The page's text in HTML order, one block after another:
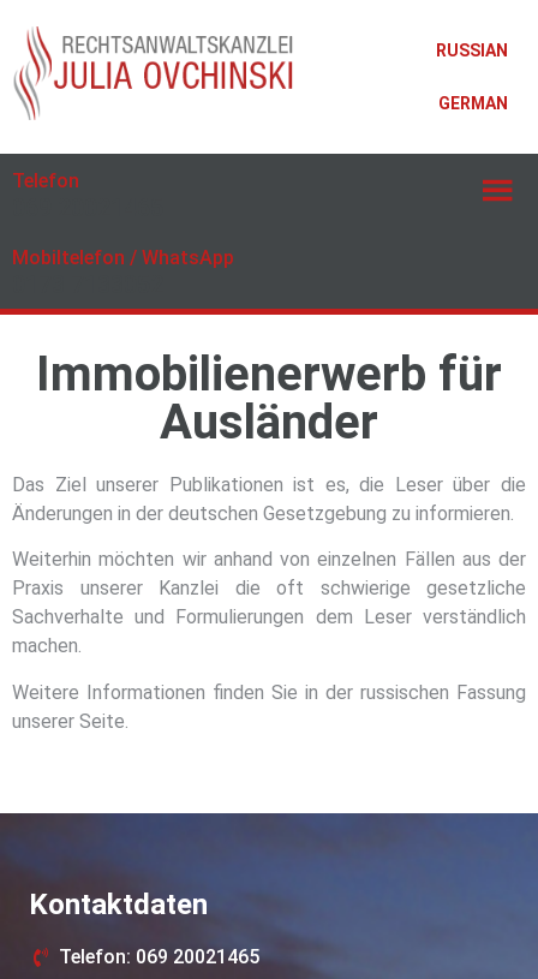
RUSSIAN
GERMAN
Telefon
Mobiltelefon / WhatsApp
Immobilienerwerb für
Ausländer
Das Ziel unserer Publikationen ist es, die Leser über die
Änderungen in der deutschen Gesetzgebung zu informieren.
Weiterhin möchten wir anhand von einzelnen Fällen aus der
Praxis unserer Kanzlei die oft schwierige gesetzliche
Sachverhalte und Formulierungen dem Leser verständlich
machen.
Weitere Informationen finden Sie in der russischen Fassung
unserer Seite.
Kontaktdaten
Telefon: 069 20021465